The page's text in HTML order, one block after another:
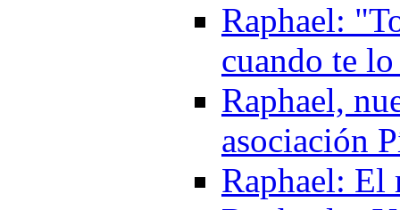
Raphael:
cuando te
Raphael,
asociación
Raphael: El